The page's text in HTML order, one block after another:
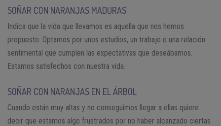
SOÑAR CON NARANJAS MADURAS
Indica que la vida que llevamos es aquella que nos hemos
propuesto. Optamos por unos estudios, un trabajo o una relación
sentimental que cumplen las expectativas que deseábamos.
Estamos satisfechos con nuestra vida.
SOÑAR CON NARANJAS EN EL ÁRBOL
Cuando están muy altas y no conseguimos llegar a ellas quiere
decir que estamos algo frustrados por no haber alcanzado ciertas